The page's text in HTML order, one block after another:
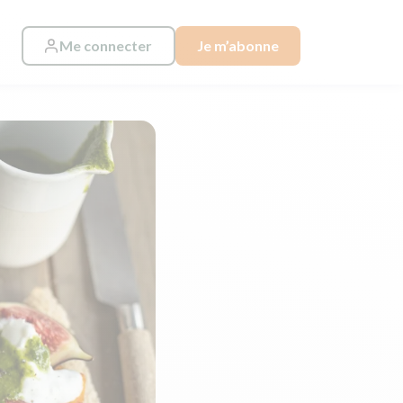
Me connecter Je m’abonne